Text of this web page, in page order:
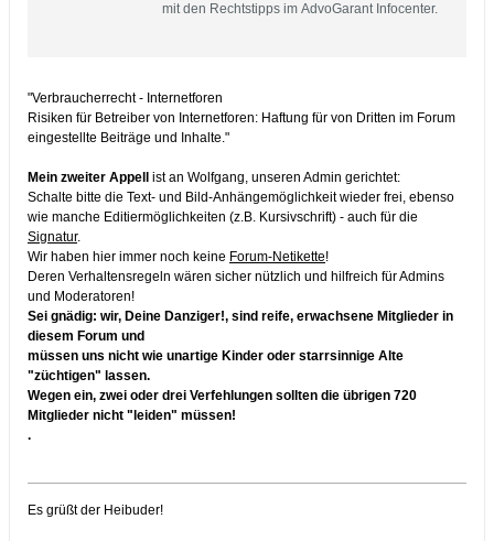
mit den Rechtstipps im AdvoGarant Infocenter.
"Verbraucherrecht - Internetforen
Risiken für Betreiber von Internetforen: Haftung für von Dritten im Forum
eingestellte Beiträge und Inhalte."
Mein zweiter Appell
ist an Wolfgang, unseren Admin gerichtet:
Schalte bitte die Text- und Bild-Anhängemöglichkeit wieder frei, ebenso
wie manche Editiermöglichkeiten (z.B. Kursivschrift) - auch für die
Signatur.
Wir haben hier immer noch keine Forum-Netikette!
Deren Verhaltensregeln wären sicher nützlich und hilfreich für Admins
und Moderatoren!
Sei gnädig: wir, Deine Danziger!, sind reife, erwachsene Mitglieder in
diesem Forum und
müssen uns nicht wie unartige Kinder oder starrsinnige Alte
"züchtigen" lassen.
Wegen ein, zwei oder drei Verfehlungen sollten die übrigen 720
Mitglieder nicht "leiden" müssen!
.
Es grüßt der Heibuder!